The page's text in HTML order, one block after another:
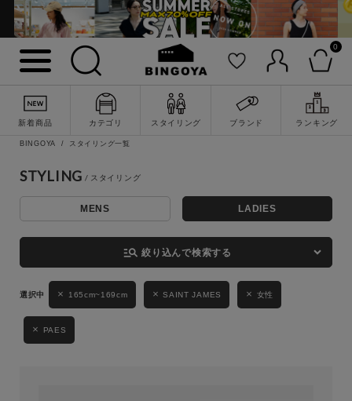
0
新着商品 カテゴリ スタイリング ブランド ランキング
詳細検索
キーワード
性別
MENS LADIES KIDS
BINGOYA スタイリング一覧
STYLING
MENS LADIES
manage_search 絞り込んで検索する
165cm~169cm SAINT JAMES 女性
PAES